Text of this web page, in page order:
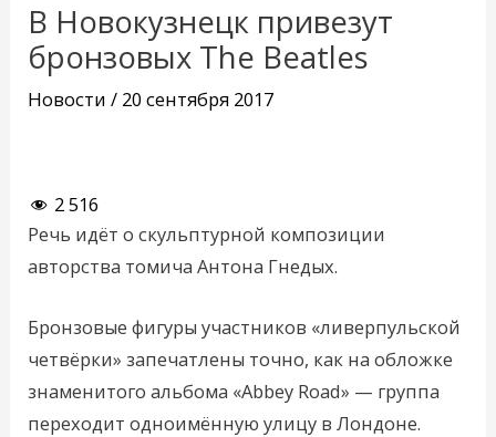
В Новокузнецк привезут
бронзовых The Beatles
Новости / 20 сентября 2017
2 516
Речь идёт о скульптурной композиции
авторства томича Антона Гнедых.
Бронзовые фигуры участников «ливерпульской
четвёрки» запечатлены точно, как на обложке
знаменитого альбома «Abbey Road» — группа
переходит одноимённую улицу в Лондоне.
записям